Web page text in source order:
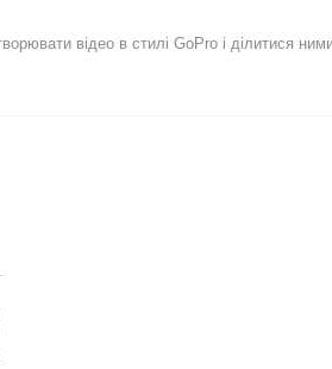
відео в стилі GoPro і ділитися ними